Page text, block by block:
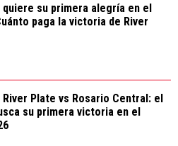
quiere su primera alegría en el
paga la victoria de River
Plate vs Rosario Central: el
su primera victoria en el